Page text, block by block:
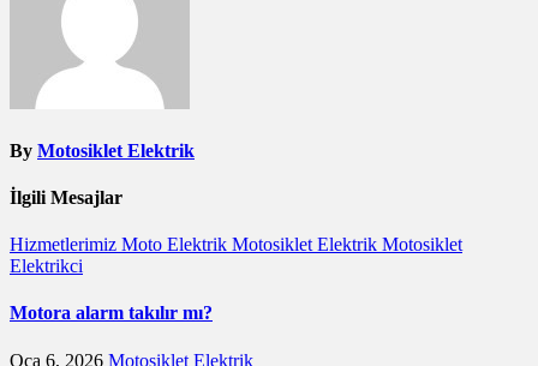
By Motosiklet Elektrik
İlgili Mesajlar
Hizmetlerimiz Moto Elektrik Motosiklet Elektrik Motosiklet
Elektrikci
Motora alarm takılır mı?
Oca 6, 2026 Motosiklet Elektrik